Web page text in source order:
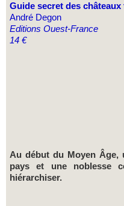
Guide secret des
André Degon
Editions Ouest-France
14 €
Au début du Moyen Âge,
pays et une noblesse
hiérarchiser.